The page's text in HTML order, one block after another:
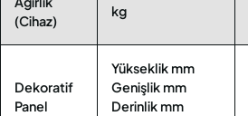
(Cihaz)
kg
Dekoratif
Panel
Yükseklik mm
Genişlik mm
Derinlik mm